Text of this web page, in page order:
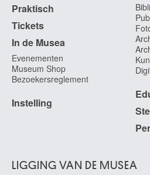
Praktisch
Tickets
In de Musea
Evenementen
Museum Shop
Bezoekersreglement
Instelling
LIGGING VAN DE MUSEA